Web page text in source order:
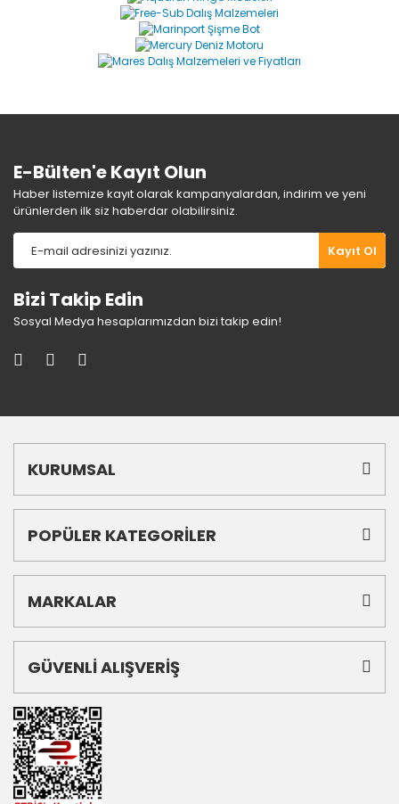
Yorum Yaz
Ürün resmi kalitesiz, bozuk veya görüntülenemiyor.
Ürün açıklamasında eksik bilgiler bulunuyor.
Ürün bilgilerinde hatalar bulunuyor.
E-Bülten'e Kayıt Olun
Haber listemize kayıt olarak kampanyalardan, indirim ve yeni
ürünlerden ilk siz haberdar olabilirsiniz.
Kayıt Ol
Bizi Takip Edin
Sosyal Medya hesaplarımızdan bizi takip edin!
KURUMSAL
POPÜLER KATEGORİLER
MARKALAR
GÜVENLİ ALIŞVERİŞ